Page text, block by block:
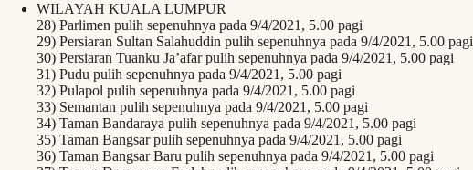
WILAYAH KUALA LUMPUR
28) Parlimen pulih sepenuhnya pada 9/4/2021, 5.00 pagi
29) Persiaran Sultan Salahuddin pulih sepenuhnya pada 9/4/2021, 5.00 pagi
30) Persiaran Tuanku Ja’afar pulih sepenuhnya pada 9/4/2021, 5.00 pagi
31) Pudu pulih sepenuhnya pada 9/4/2021, 5.00 pagi
32) Pulapol pulih sepenuhnya pada 9/4/2021, 5.00 pagi
33) Semantan pulih sepenuhnya pada 9/4/2021, 5.00 pagi
34) Taman Bandaraya pulih sepenuhnya pada 9/4/2021, 5.00 pagi
35) Taman Bangsar pulih sepenuhnya pada 9/4/2021, 5.00 pagi
36) Taman Bangsar Baru pulih sepenuhnya pada 9/4/2021, 5.00 pagi